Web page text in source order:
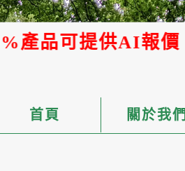
能快速取得報價單
首頁 關於我們